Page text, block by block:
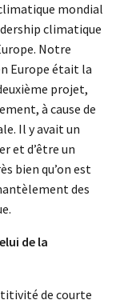
mondial
climatique
Notre
Europe était la
projet,
à cause de
Il y avait un
et d’être un
bien qu’on est
des
de la
de courte